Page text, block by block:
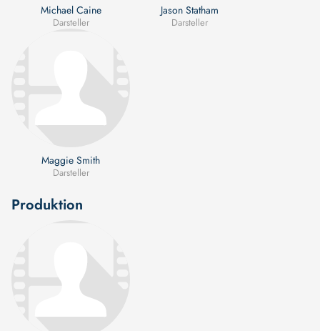
Michael Caine
Darsteller
Jason Statham
Darsteller
Maggie Smith
Darsteller
Produktion